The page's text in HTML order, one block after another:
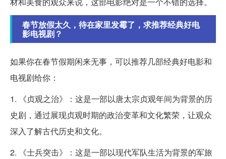
春节放假太久，待在家里发霉了，求推荐经典好电
影电视剧？
如果你在春节假期闲来无事，可以推荐几部经典好电影和
电视剧给你：
1. 《贞观之治》：这是一部以唐太宗贞观年间为背景的历
史剧，通过展现贞观时期的政治变革和文化繁荣，让观众
深入了解古代历史和文化。
2. 《士兵突击》：这是一部以现代军队生活为背景的军旅